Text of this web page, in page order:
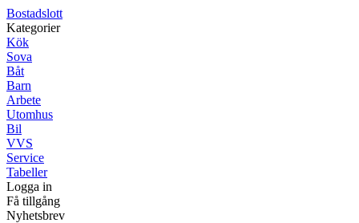
Bostadslott
Kategorier
Kök
Sova
Båt
Barn
Arbete
Utomhus
Bil
VVS
Service
Tabeller
Logga in
Få tillgång
Nyhetsbrev